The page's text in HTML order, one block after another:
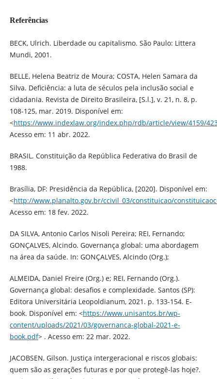
Referências
BECK, Ulrich. Liberdade ou capitalismo. São Paulo: Littera
Mundi, 2001.
BELLE, Helena Beatriz de Moura; COSTA, Helen Samara da
Silva. Deficiência: a luta de séculos pela inclusão social e
cidadania. Revista de Direito Brasileira, [S.l.], v. 21, n. 8, p.
108-125, mar. 2019. Disponível em:
<https://www.indexlaw.org/index.php/rdb/article/view/4159/
Acesso em: 11 abr. 2022.
BRASIL. Constituição da República Federativa do Brasil de
1988.
Brasília, DF: Presidência da República, [2020]. Disponível em:
<http://www.planalto.gov.br/ccivil_03/constituicao/
Acesso em: 18 fev. 2022.
DA SILVA, Antonio Carlos Nisoli Pereira; REI, Fernando;
GONÇALVES, Alcindo. Governança global: uma abordagem
na área da saúde. In: GONÇALVES, Alcindo (Org.);
ALMEIDA, Daniel Freire (Org.) e; REI, Fernando (Org.).
Governança global: desafios e complexidade. Santos (SP):
Editora Universitária Leopoldianum, 2021. p. 133-154. E-
book. Disponível em: <https://www.unisantos.br/wp-
content/uploads/2021/03/governanca-global-2021-e-
book.pdf> . Acesso em: 22 mar. 2022.
JACOBSEN, Gilson. Justiça intergeracional e riscos globais:
quem são as gerações futuras e por que protegê-las hoje?.